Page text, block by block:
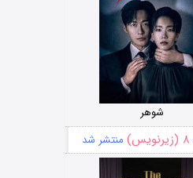
شوهر
۸ (زیرنویس) منتشر شد